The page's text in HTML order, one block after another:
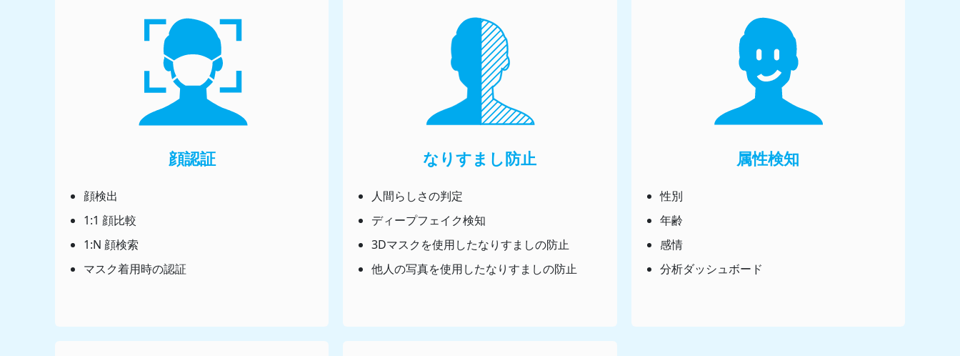
顔認証
顔検出
1:1 顔比較
1:N 顔検索
マスク着用時の認証
なりすまし防止
人間らしさの判定
ディープフェイク検知
3Dマスクを使用したなりすましの防止
他人の写真を使用したなりすましの防止
属性検知
性別
年齢
感情
分析ダッシュボード